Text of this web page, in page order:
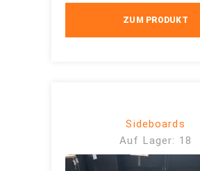
ZUM PRODUKT
Sideboards
Auf Lager: 18